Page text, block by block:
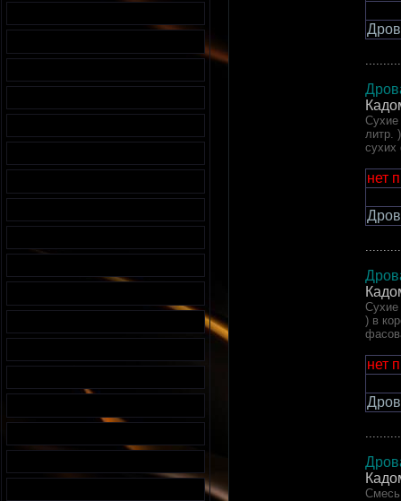
Сухие
литр.
сухих
нет
Сухие
) в
нет
Смесь